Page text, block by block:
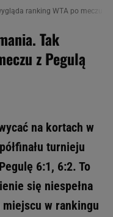
ranking WTA po meczu z
Tak
z Pegulą
na kortach w
turnieju
6:1, 6:2. To
się niespełna
w rankingu